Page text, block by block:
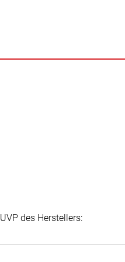
UVP des Herstellers: